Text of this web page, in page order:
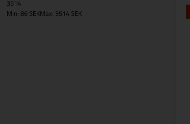
3514
Min: 86 SEKMax: 3514 SEK